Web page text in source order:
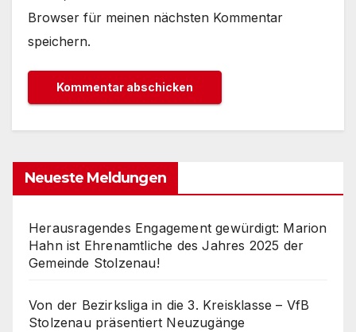
Browser für meinen nächsten Kommentar
speichern.
Neueste Meldungen
Herausragendes Engagement gewürdigt: Marion
Hahn ist Ehrenamtliche des Jahres 2025 der
Gemeinde Stolzenau!
Von der Bezirksliga in die 3. Kreisklasse – VfB
Stolzenau präsentiert Neuzugänge